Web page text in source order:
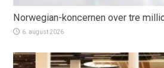
Norwegian-koncernen over tre
6. august 2026